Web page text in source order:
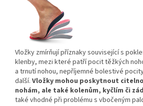
Vložky zmírňují příznaky související s
klenby, mezi které patří pocit těžkých
a trnutí nohou, nepříjemné bolestivé
další. Vložky mohou poskytnout
nohám, ale také kolenům, kyčlím či
také vhodné při problému s vbočeným